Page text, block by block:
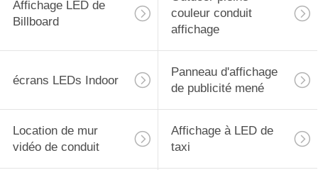
Affichage LED de
Billboard
couleur conduit
affichage
écrans LEDs Indoor
Panneau d'affichage
de publicité mené
Location de mur
vidéo de conduit
Affichage à LED de
taxi